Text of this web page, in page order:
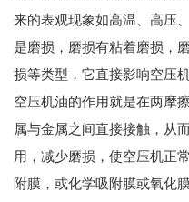
来的表观现象如高温、高压
是磨损，磨损有粘着磨损，
损等类型，它直接影响空压
空压机油的作用就是在两摩
属与金属之间直接接触，从
用，减少磨损，使空压机正
附膜，或化学吸附膜或氧化